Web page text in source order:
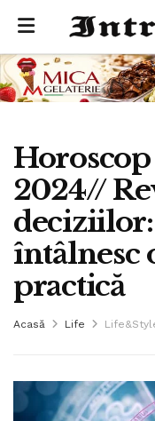
Horoscop
2024//
întâlnesc
practică
Acasă Life